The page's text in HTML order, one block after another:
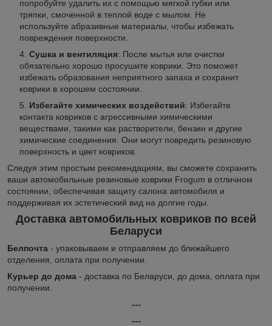
попробуйте удалить их с помощью мягкой губки или
тряпки, смоченной в теплой воде с мылом. Не
используйте абразивные материалы, чтобы избежать
повреждения поверхности.
Сушка и вентиляция: После мытья или очистки
обязательно хорошо просушите коврики. Это поможет
избежать образования неприятного запаха и сохранит
коврики в хорошем состоянии.
Избегайте химических воздействий: Избегайте
контакта ковриков с агрессивными химическими
веществами, такими как растворители, бензин и другие
химические соединения. Они могут повредить резиновую
поверхность и цвет ковриков.
Следуя этим простым рекомендациям, вы сможете сохранить
ваши автомобильные резиновые коврики Frogum в отличном
состоянии, обеспечивая защиту салона автомобиля и
поддерживая их эстетический вид на долгие годы.
Доставка автомобильных ковриков по всей
Беларуси
Белпочта - упаковываем и отправляем до ближайшего
отделения, оплата при получении.
Курьер до дома - доставка по Беларуси, до дома, оплата при
получении.
---
---